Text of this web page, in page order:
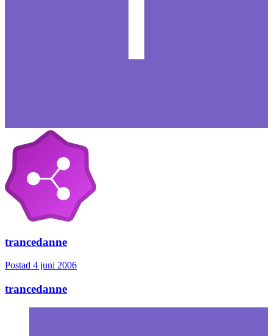
trancedanne
Postad 4 juni 2006
trancedanne